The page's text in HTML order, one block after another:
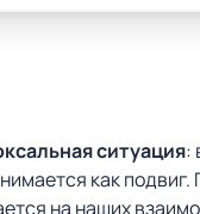
ситуация:
как
на наших